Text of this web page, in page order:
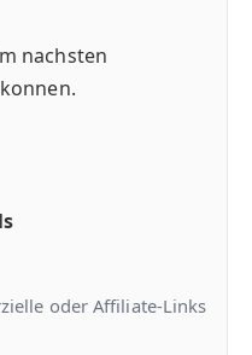
nachsten
oder Affiliate-Links